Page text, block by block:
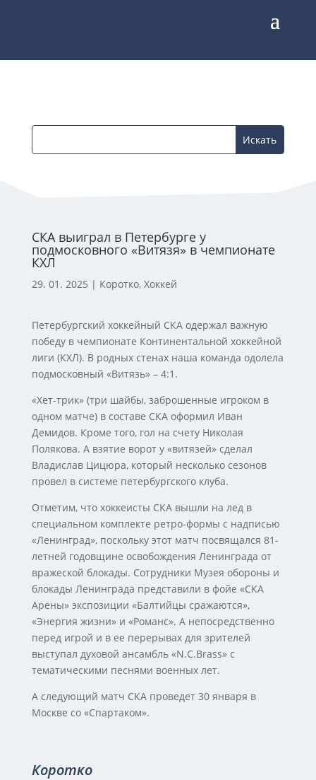
СКА выиграл в Петербурге у
подмосковного «Витязя» в чемпионате
КХЛ
29. 01. 2025 | Коротко, Хоккей
Петербургский хоккейный СКА одержал важную
победу в чемпионате Континентальной хоккейной
лиги (КХЛ). В родных стенах наша команда одолела
подмосковный «Витязь» – 4:1.
«Хет-трик» (три шайбы, заброшенные игроком в
одном матче) в составе СКА оформил Иван
Демидов. Кроме того, гол на счету Николая
Полякова. А взятие ворот у «витязей» сделал
Владислав Цицюра, который несколько сезонов
провел в системе петербургского клуба.
Отметим, что хоккеисты СКА вышли на лед в
специальном комплекте ретро-формы с надписью
«Ленинград», поскольку этот матч посвящался 81-
летней годовщине освобождения Ленинграда от
вражеской блокады. Сотрудники Музея обороны и
блокады Ленинграда представили в фойе «СКА
Арены» экспозиции «Балтийцы сражаются»,
«Энергия жизни» и «Романс». А непосредственно
перед игрой и в ее перерывах для зрителей
выступал духовой ансамбль «N.C.Brass» с
тематическими песнями военных лет.
А следующий матч СКА проведет 30 января в
Москве со «Спартаком».
Коротко